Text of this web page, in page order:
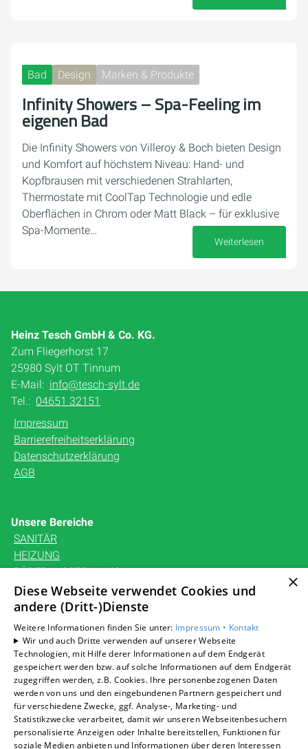
Bad Design Marken & Produkte
Infinity Showers – Spa-Feeling im
eigenen Bad
Die Infinity Showers von Villeroy & Boch bieten Design
und Komfort auf höchstem Niveau: Hand- und
Kopfbrausen mit verschiedenen Strahlarten,
Thermostate mit CoolTap Technologie und edle
Oberflächen in Chrom oder Matt Black – für exklusive
Spa-Momente…
Weiterlesen
Heinz Tesch GmbH & Co. KG.
Zum Fliegerhorst 17
25980 Sylt OT Tinnum
E-Mail: info@tesch-sylt.de
Tel.: 04651 32151
Impressum
Barrierefreiheitserklärung
Datenschutzerklärung
AGB
Unsere Bereiche
SANITÄR
HEIZUNG
BÄDERAUSSTELLUNG
KARRIERE
UNTERNEHMEN
KONTAKT
Um externe HTML-Inhalte anzuzeigen, benötigen wir
Ihre Einwilligung.
Weitere Informationen finden Sie in unserer
Datenschutzerklärung.
×
Diese Webseite verwendet Cookies und
andere (Dritt-)Dienste
Weitere Informationen finden Sie unter: Impressum • Kontakt
Wir und auch Dritte verwenden auf unserer Webseite
Technologien, mit Hilfe derer Informationen auf dem Endgerät
gespeichert werden bzw. auf solche Informationen auf dem Endgerät
zugegriffen werden, z.B. Cookies. Ihre personenbezogenen Daten
werden von uns und den eingebundenen Partnern gespeichert und
für verschiedene Zwecke, ggf. Analyse-, Marketing- und
Statistikzwecke verarbeitet, damit wir unseren Webseitenbesuchern
personalisierte Anzeigen oder Inhalte bereitstellen, Funktionen für
soziale Medien anbieten und Informationen über deren Interessen